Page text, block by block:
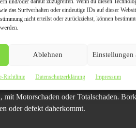
das Surfverhalten oder eindeutige IDs auf dieser
nicht erteilst oder zurückziehst, können
Ablehnen Einstellungen
Richtlinie Datenschutzerklärung Impressum
Preis für sein altes und eventuell
mehr bekommen, als wenn er es
für die Entsorgung seines defekten
Fahrzeug kostenfrei abgemeldet und
Motorschaden oder Totalschaden.
oder defekt daherkommt.